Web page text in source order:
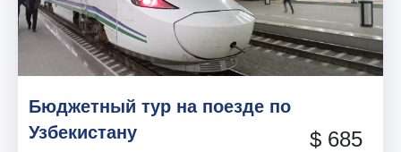
Бюджетный тур на поезде по
Узбекистану
$ 685